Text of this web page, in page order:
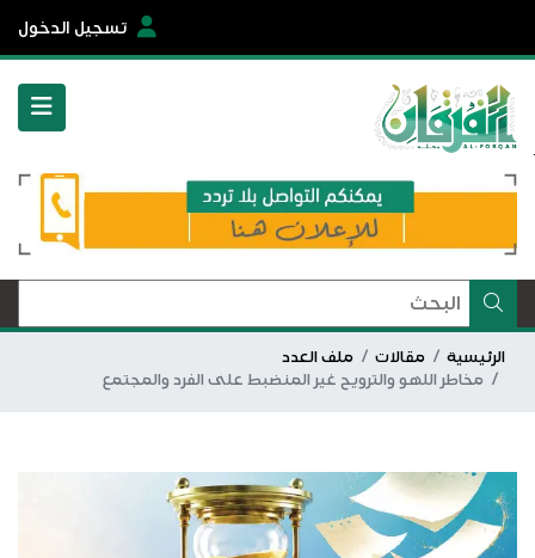
تسجيل الدخول
الرئيسية مقالات
ملف العدد
مخاطر اللهو والترويح غير المنضبط على الفرد والمجتمع